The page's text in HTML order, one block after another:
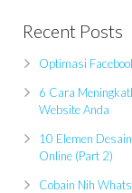
Recent Posts
Optimasi
6 Cara
Website Anda
10 Elemen
Online (Part 2)
Cobain Nih